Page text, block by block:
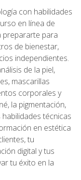
con habilidades
en línea de
prepararte para
de bienestar,
independientes.
de la piel,
mascarillas
corporales y
la pigmentación,
técnicas
en estética
tu
digital y tus
tu éxito en la